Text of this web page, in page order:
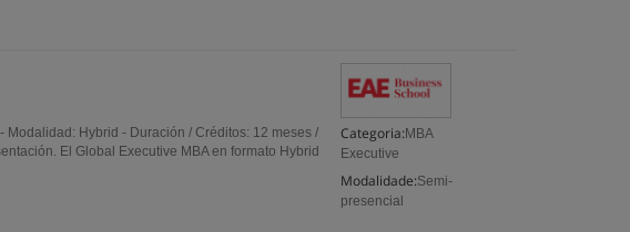
Categoria: MBA
Executive
Modalidade:Semi-
presencial
Hybrid - Duración / Créditos: 12 meses /
El Global Executive MBA en formato Hybrid